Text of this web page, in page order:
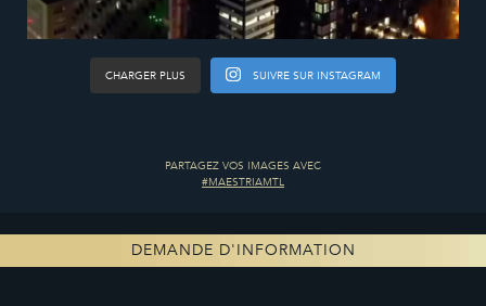
CHARGER PLUS SUIVRE SUR INSTAGRAM
PARTAGEZ VOS IMAGES AVEC
#MAESTRIAMTL
DEMANDE D'INFORMATION